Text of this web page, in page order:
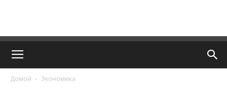
Домой Экономика